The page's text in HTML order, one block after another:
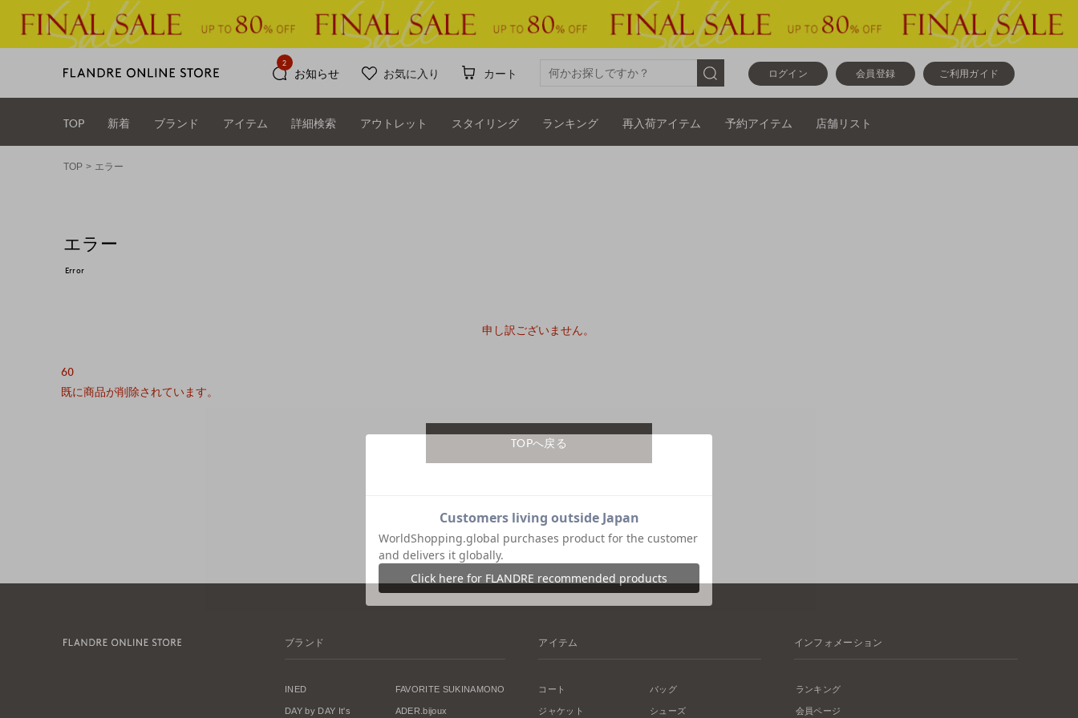
ログイン 会員登録 ご利用ガイド
お知らせ
2
お気に入り カート
TOP 新着 ブランド アイテム 詳細検索 アウトレット スタイリング ランキング 再入荷アイテム 予約アイテム 店舗リスト
TOP エラー
エラー
Error
申し訳ございません。
60
既に商品が削除されています。
TOPへ戻る
ブランド
INED
DAY by DAY It's
FAVORITE SUKINAMONO
ADER.bijoux
アイテム
コート
ジャケット
バッグ
シューズ
インフォメーション
ランキング
会員ページ